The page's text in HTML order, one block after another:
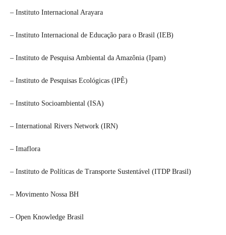
– Instituto Internacional Arayara
– Instituto Internacional de Educação para o Brasil (IEB)
– Instituto de Pesquisa Ambiental da Amazônia (Ipam)
– Instituto de Pesquisas Ecológicas (IPÊ)
– Instituto Socioambiental (ISA)
– International Rivers Network (IRN)
– Imaflora
– Instituto de Políticas de Transporte Sustentável (ITDP Brasil)
– Movimento Nossa BH
– Open Knowledge Brasil